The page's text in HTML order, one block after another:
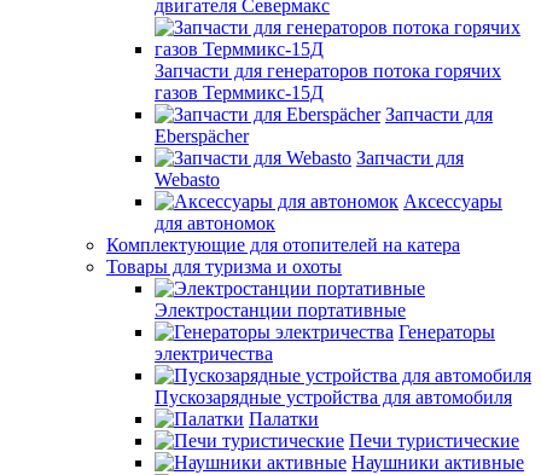
двигателя Севермакс
Запчасти для генераторов потока горячих
газов Терммикс-15Д
Запчасти для
Eberspächer
Запчасти для
Webasto
Аксессуары
для автономок
Комплектующие для отопителей на катера
Товары для туризма и охоты
Электростанции портативные
Генераторы
электричества
Пускозарядные устройства для автомобиля
Палатки
Печи туристические
Наушники активные